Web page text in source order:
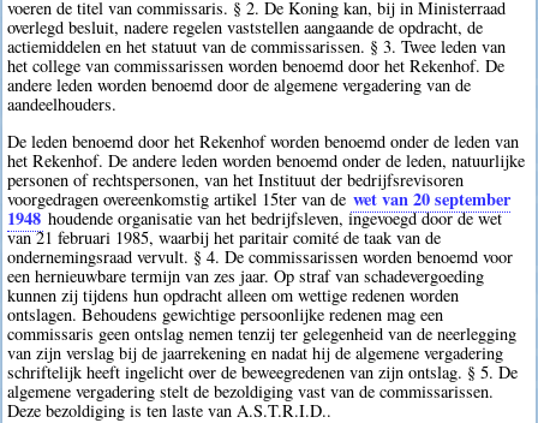
voeren de titel van commissaris. § 2. De Koning kan, bij in Ministerraad
overlegd besluit, nadere regelen vaststellen aangaande de opdracht, de
actiemiddelen en het statuut van de commissarissen. § 3. Twee leden van
het college van commissarissen worden benoemd door het Rekenhof. De
andere leden worden benoemd door de algemene vergadering van de
aandeelhouders.
De leden benoemd door het Rekenhof worden benoemd onder de leden van
het Rekenhof. De andere leden worden benoemd onder de leden, natuurlijke
personen of rechtspersonen, van het Instituut der bedrijfsrevisoren
voorgedragen overeenkomstig artikel 15ter van de wet van 20 september
1948 houdende organisatie van het bedrijfsleven, ingevoegd door de wet
van 21 februari 1985, waarbij het paritair comité de taak van de
ondernemingsraad vervult. § 4. De commissarissen worden benoemd voor
een hernieuwbare termijn van zes jaar. Op straf van schadevergoeding
kunnen zij tijdens hun opdracht alleen om wettige redenen worden
ontslagen. Behoudens gewichtige persoonlijke redenen mag een
commissaris geen ontslag nemen tenzij ter gelegenheid van de neerlegging
van zijn verslag bij de jaarrekening en nadat hij de algemene vergadering
schriftelijk heeft ingelicht over de beweegredenen van zijn ontslag. § 5. De
algemene vergadering stelt de bezoldiging vast van de commissarissen.
Deze bezoldiging is ten laste van A.S.T.R.I.D..